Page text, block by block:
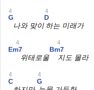
G
4
나와 맞이
D
4
하는 미래가
Em7
4
위태로울
Bm7
4
지도 몰라
C
4
G
4